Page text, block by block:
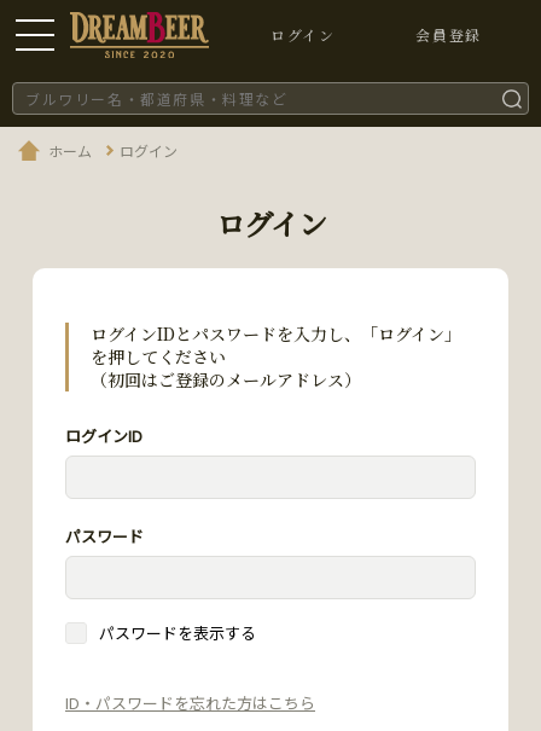
ログイン 会員登録
ホーム ログイン
ログイン
ログインIDとパスワードを入力し、「ログイン」
を押してください
（初回はご登録のメールアドレス）
ログインID
パスワード
パスワードを表示する
ID・パスワードを忘れた方はこちら